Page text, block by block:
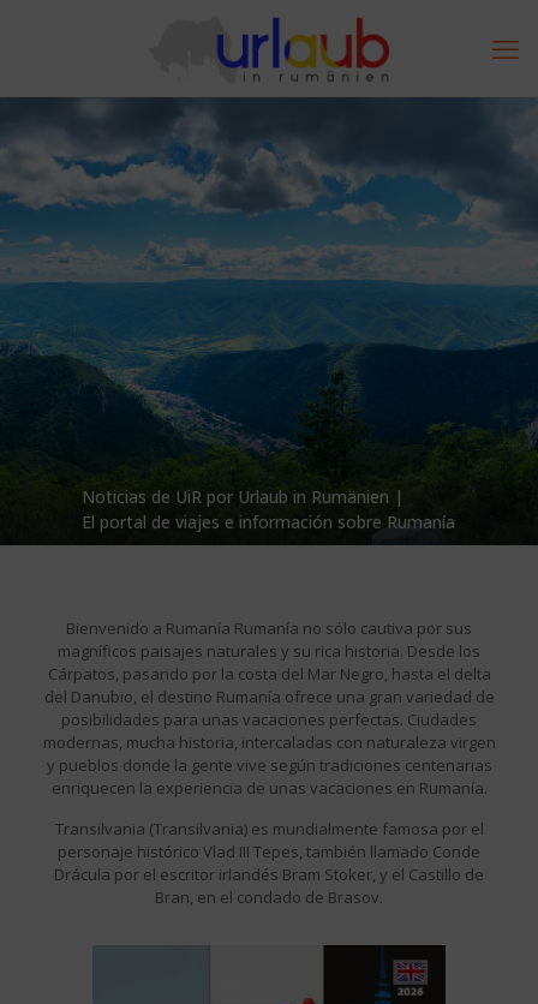
Noticias de UiR por Urlaub in Rumänien |
El portal de viajes e información sobre Rumanía
Bienvenido a Rumanía Rumanía no sólo cautiva por sus
magníficos paisajes naturales y su rica historia. Desde los
Cárpatos, pasando por la costa del Mar Negro, hasta el delta
del Danubio, el destino Rumanía ofrece una gran variedad de
posibilidades para unas vacaciones perfectas. Ciudades
modernas, mucha historia, intercaladas con naturaleza virgen
y pueblos donde la gente vive según tradiciones centenarias
enriquecen la experiencia de unas vacaciones en Rumanía.
Transilvania (Transilvania) es mundialmente famosa por el
personaje histórico Vlad III Tepes, también llamado Conde
Drácula por el escritor irlandés Bram Stoker, y el Castillo de
Bran, en el condado de Brasov.